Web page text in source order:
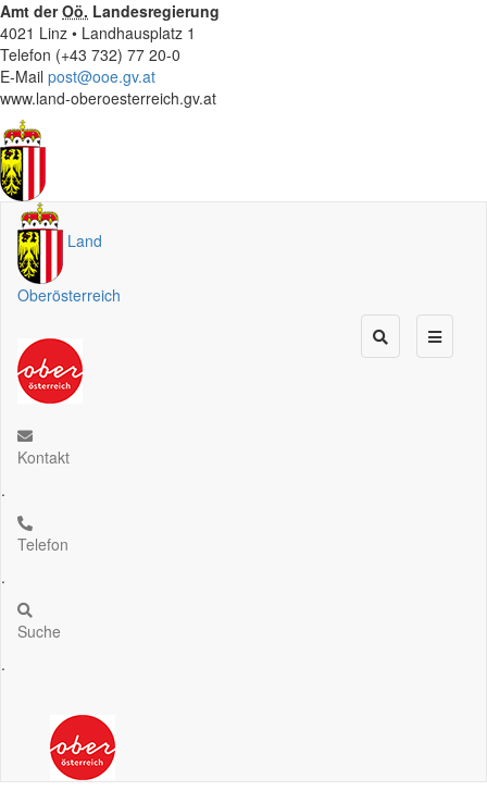
Amt derOö. Landesregierung
4021 Linz • Landhausplatz 1
Telefon (+43 732) 77 20-0
E-Mail post@ooe.gv.at
www.land-oberoesterreich.gv.at
Land
Oberösterreich
Kontakt
.
Telefon
.
Suche
.